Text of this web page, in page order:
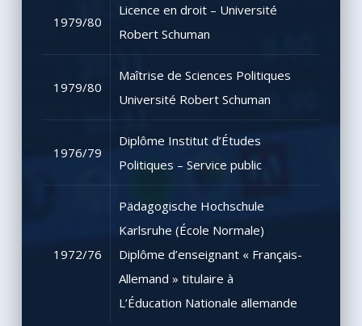
1979/80
Licence en droit – Université
Robert Schuman
1979/80
Maîtrise de Sciences Politiques
Université Robert Schuman
1976/79
Diplôme Institut d’Études
Politiques – Service public
1972/76
Pädagogische Hochschule
Karlsruhe (École Normale)
Diplôme d’enseignant « Français-
Allemand » titulaire à
L’Éducation Nationale allemande